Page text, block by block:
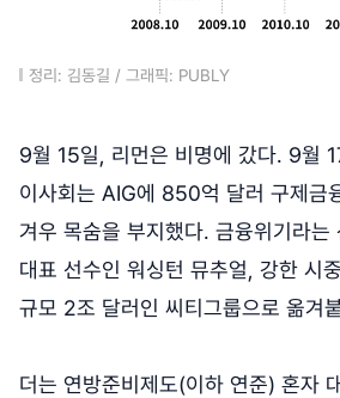
정리: 김동길 / 그래픽: PUBLY
9월 15일, 리먼은 비명에 갔다. 9월
이사회는 AIG에 850억 달러 구제금
겨우 목숨을 부지했다. 금융위기라는
대표 선수인 워싱턴 뮤추얼, 강한 시
규모 2조 달러인 씨티그룹으로 옮겨
더는 연방준비제도(이하 연준) 혼자